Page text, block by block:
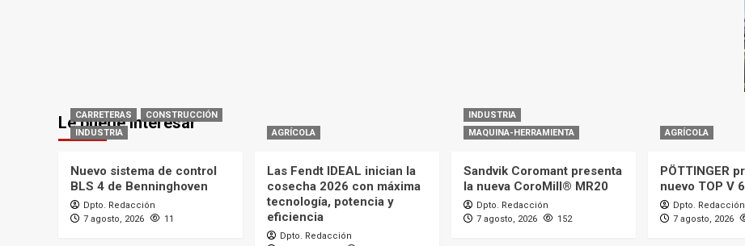
Le puede interesar
CARRETERAS
CONSTRUCCIÓN
INDUSTRIA
Nuevo sistema de control
BLS 4 de Benninghoven
Dpto. Redacción
7 agosto, 2026
11
AGRÍCOLA
Las Fendt IDEAL inician la
cosecha 2026 con máxima
tecnología, potencia y
eficiencia
Dpto. Redacción
INDUSTRIA
MAQUINA-HERRAMIENTA
Sandvik Coromant presenta
la nueva CoroMill® MR20
Dpto. Redacción
7 agosto, 2026
152
AGRÍCOLA
PÖTTINGER
nuevo TOP V
Dpto. Redacción
7 agosto, 2026